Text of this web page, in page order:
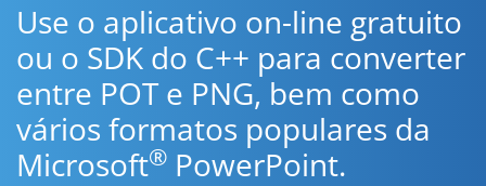
Use o aplicativo on-line gratuito
ou o SDK do C++ para converter
entre POT e PNG, bem como
vários formatos populares da
Microsoft® PowerPoint.